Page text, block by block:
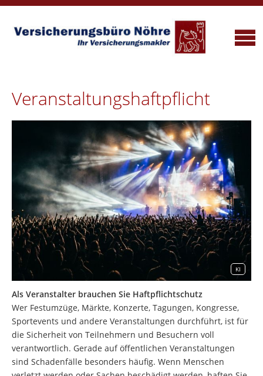
Veranstaltungshaftpflicht
KI
Als Veranstalter brauchen Sie Haftpflichtschutz
Wer Festumzüge, Märkte, Konzerte, Tagungen, Kongresse,
Sportevents und andere Veranstaltungen durchführt, ist für
die Sicherheit von Teilnehmern und Besuchern voll
verantwortlich. Gerade auf öffentlichen Veranstaltungen
sind Schadenfälle besonders häufig. Wenn Menschen